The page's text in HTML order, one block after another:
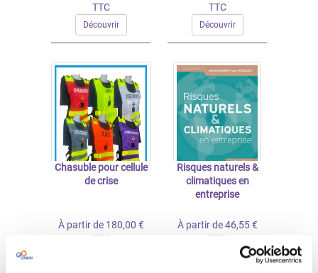
TTC
Découvrir
TTC
Découvrir
Chasuble pour cellule
de crise
À partir de 180,00 €
TTC
Risques naturels &
climatiques en
entreprise
À partir de 46,55 €
TTC